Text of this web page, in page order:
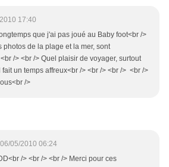
17:40
que j'ai pas joué au Baby foot<br />
photos de la plage et la mer, sont
/> <br /> Quel plaisir de voyager, surtout
un temps affreux<br /> <br /> <br /> <br />
/>
06/05/2010 06:24
/> <br /> <br /> Merci pour ces